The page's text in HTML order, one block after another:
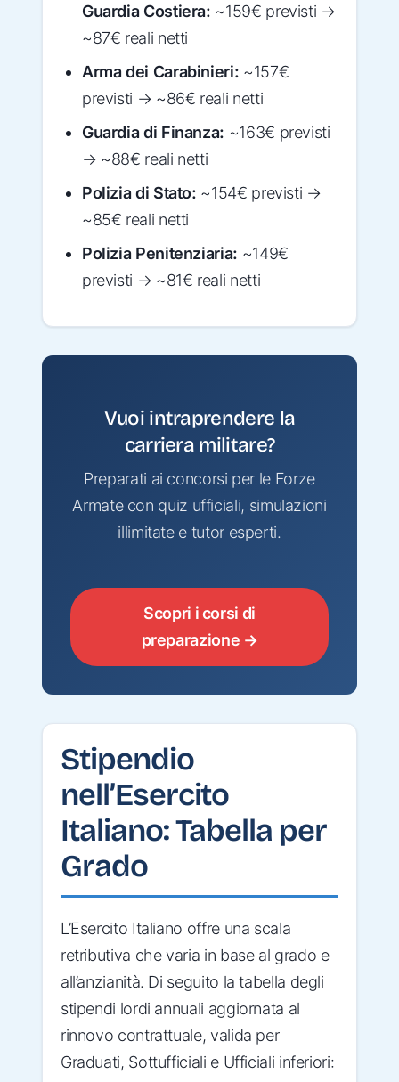
Guardia Costiera: ~159€ previsti →
~87€ reali netti
Arma dei Carabinieri: ~157€
previsti → ~86€ reali netti
Guardia di Finanza: ~163€ previsti
→ ~88€ reali netti
Polizia di Stato: ~154€ previsti →
~85€ reali netti
Polizia Penitenziaria: ~149€
previsti → ~81€ reali netti
Vuoi intraprendere la
carriera militare?
Preparati ai concorsi per le Forze
Armate con quiz ufficiali, simulazioni
illimitate e tutor esperti.
Scopri i corsi di
preparazione →
Stipendio
nell’Esercito
Italiano: Tabella per
Grado
L’Esercito Italiano offre una scala
retributiva che varia in base al grado e
all’anzianità. Di seguito la tabella degli
stipendi lordi annuali aggiornata al
rinnovo contrattuale, valida per
Graduati, Sottufficiali e Ufficiali inferiori: